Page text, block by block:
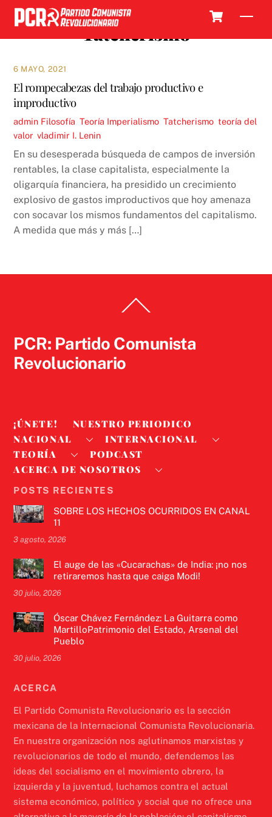
Skip
content
Tatcherismo
6 MAYO, 2021
El rompecabezas del trabajo productivo e
improductivo
admin Filosofía ,Teoría Imperialismo ,Tatcherismo ,teoría del
valor,vladimir I. Lenin
En su desesperada búsqueda de campos de inversión
rentables, la clase capitalista, especialmente la
oligarquía financiera, ha presidido un crecimiento
explosivo de gastos improductivos que hoy amenaza
con socavar los mismos fundamentos del capitalismo.
A medida que más y más […]
To
PCR: Partido Comunista
Revolucionario
¡ÚNETE!
NUESTRO PERIODICO
NACIONAL
INTERNACIONAL
TEORÍA
PODCAST
ACERCA DE NOSOTROS
POSTS RECIENTES
SOBRE LOS HECHOS OCURRIDOS EN CANAL
11
3 agosto, 2026
El auge de las «Cucarachas» de India: ¡no nos
retiraremos hasta que caiga Modi!
30 julio, 2026
Óscar Chávez Fernández: La Guitarra como
MartilloPatrimonio del Estado, Arsenal del
Pueblo
30 julio, 2026
ACERCA
El Partido Comunista Revolucionario es la sección
mexicana de la Internacional Comunista Revolucionaria.
En nuestra organización nos aglutinamos marxistas y
revolucionarios de todo el mundo, defendemos las
ideas del socialismo en el movimiento obrero, la
izquierda y la juventud, luchamos contra el actual
sistema económico, político y social que no ofrece una